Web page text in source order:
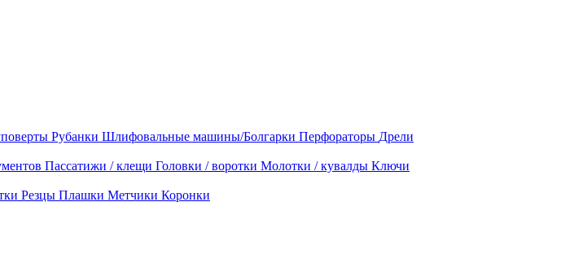
Рубанки Шлифовальные машины/Болгарки Перфораторы Дрели
Пассатижи / клещи Головки / воротки Молотки / кувалды Ключи
Резцы Плашки Метчики Коронки